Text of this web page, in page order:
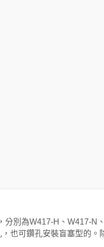
別為W417-H、W417-N
也可鑽孔安裝盲塞型的